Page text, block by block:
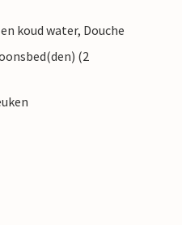
koud water, Douche
(2